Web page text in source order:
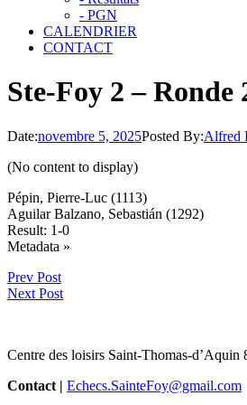
- PGN
CALENDRIER
CONTACT
Ste-Foy 2 –
Date:novembre 5, 2025Posted By:Alfred
(No content to display)
Pépin, Pierre-Luc (1113)
Aguilar Balzano, Sebastián (1292)
Result: 1-0
Metadata »
Prev Post
Next Post
Centre des loisirs Saint-Thomas-
Contact | Echecs.SainteFoy@gmail.com